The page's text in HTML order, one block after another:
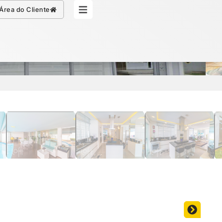
do Cliente Simule seu Crédito